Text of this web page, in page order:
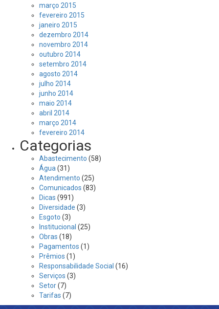
março 2015
fevereiro 2015
janeiro 2015
dezembro 2014
novembro 2014
outubro 2014
setembro 2014
agosto 2014
julho 2014
junho 2014
maio 2014
abril 2014
março 2014
fevereiro 2014
Categorias
Abastecimento (58)
Água (31)
Atendimento (25)
Comunicados (83)
Dicas (991)
Diversidade (3)
Esgoto (3)
Institucional (25)
Obras (18)
Pagamentos (1)
Prêmios (1)
Responsabilidade Social (16)
Serviços (3)
Setor(7)
Tarifas (7)